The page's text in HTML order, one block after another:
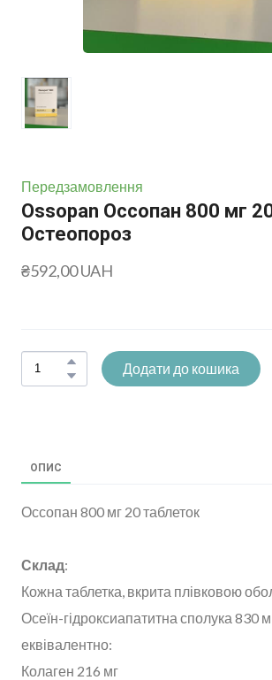
Передзамовлення
Ossopan Оссопан 800 мг
Остеопороз
₴592,00 UAH
Додати до кошика
ОПИС
Оссопан 800 мг 20 таблеток
Склад:
Кожна таблетка, вкрита плівковою
Осеїн-гідроксиапатитна сполука 830
еквівалентно:
Колаген 216 мг